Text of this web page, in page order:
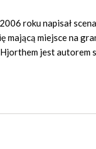
roku napisał
mającą miejsce na
jest autorem